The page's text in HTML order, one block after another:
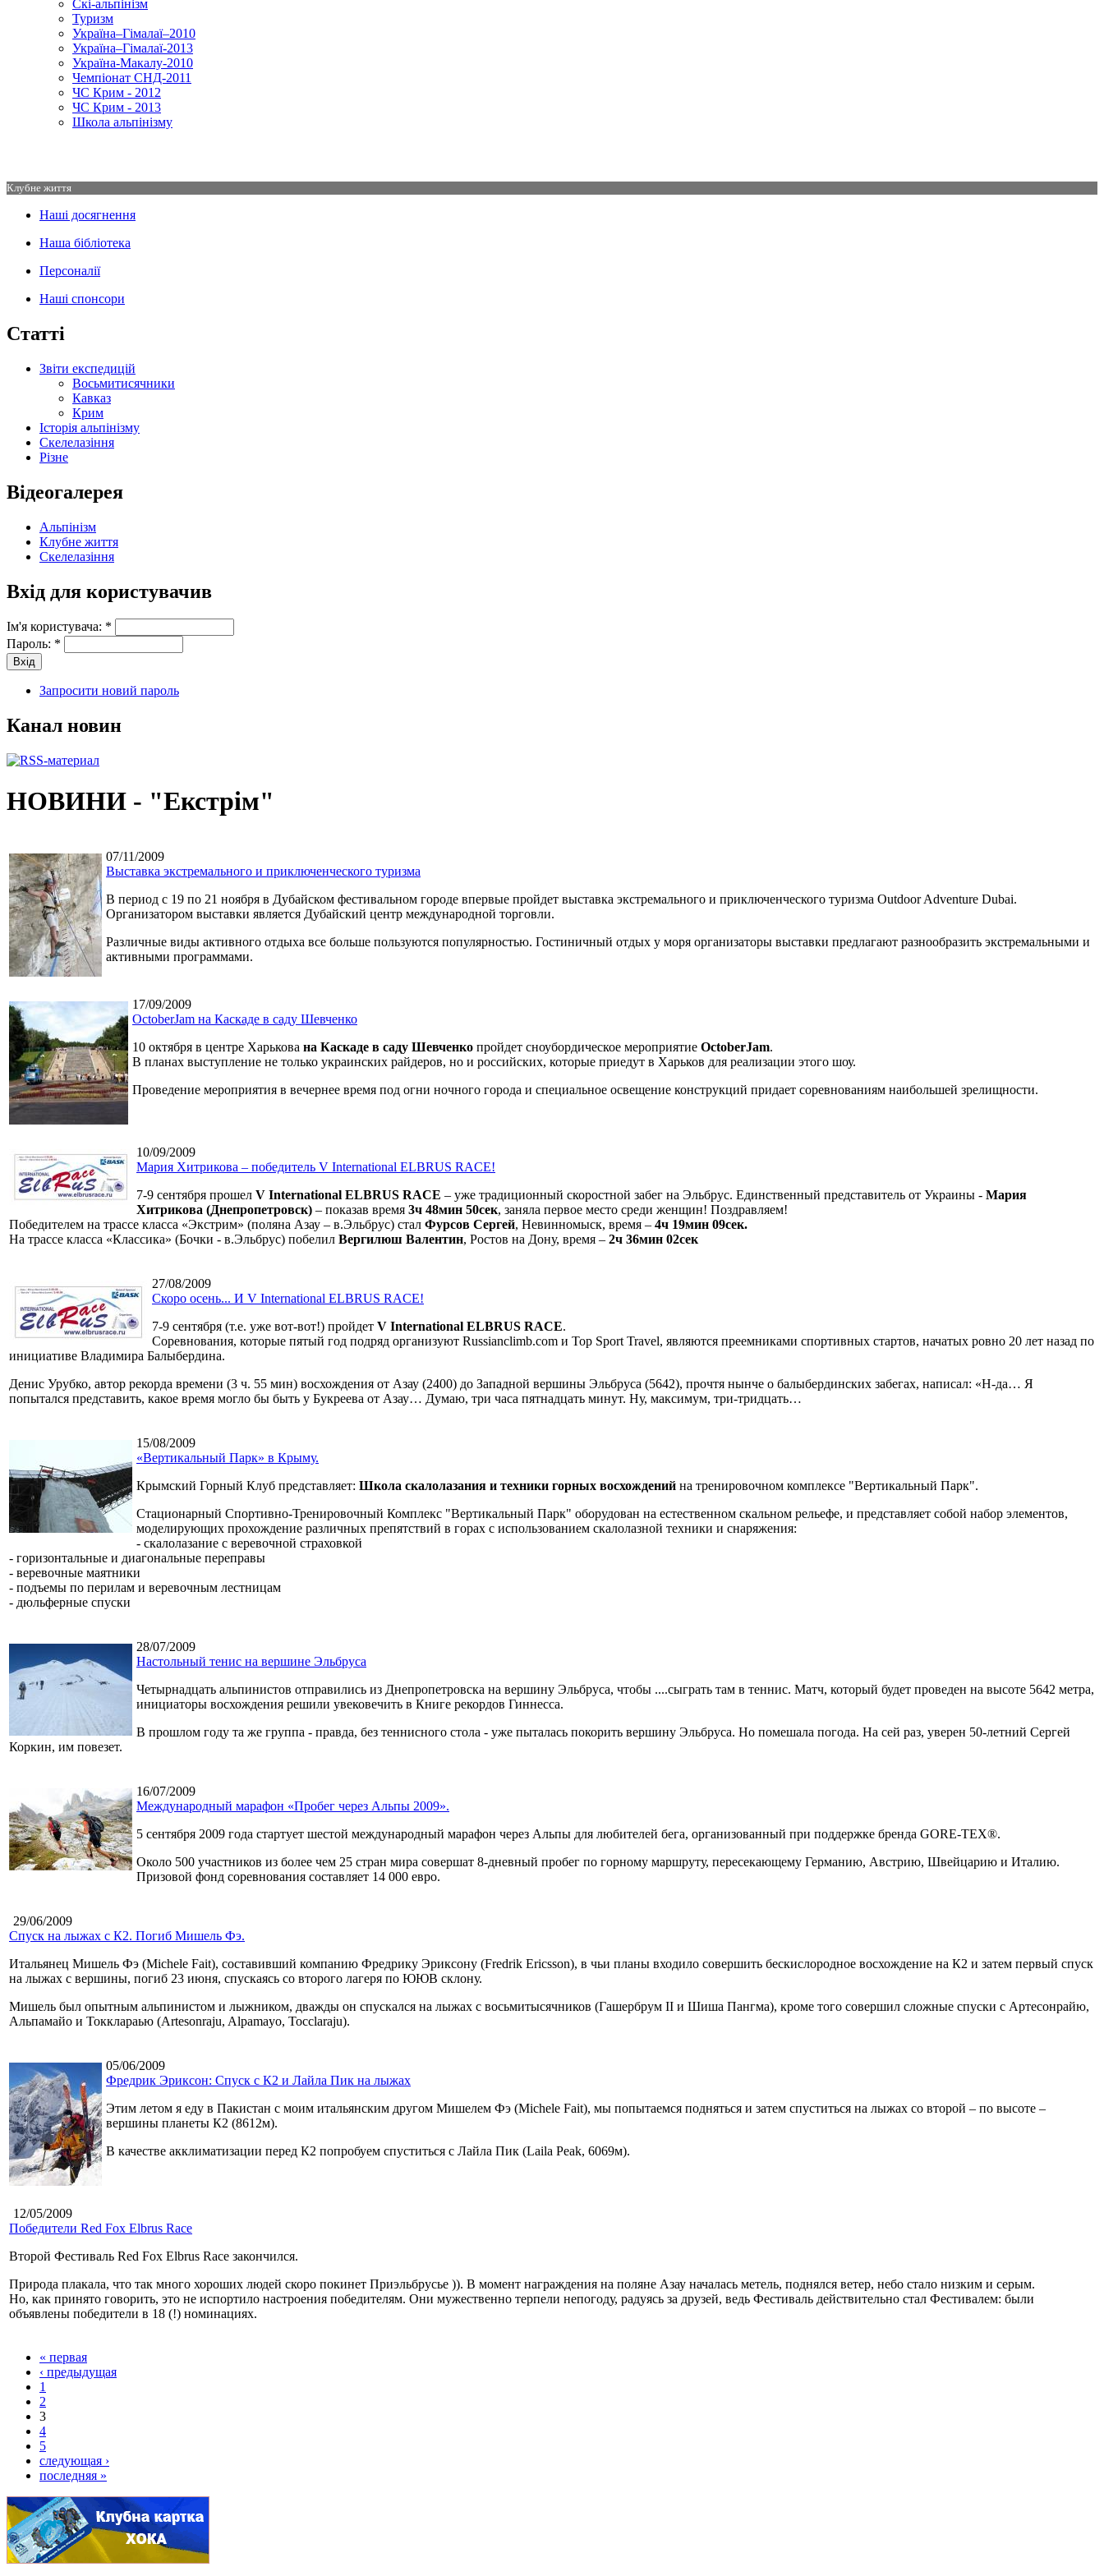
Скі-альпінізм
Туризм
Україна–Гімалаї–2010
Україна–Гімалаї-2013
Україна-Макалу-2010
Чемпіонат СНД-2011
ЧС Крим - 2012
ЧС Крим - 2013
Школа альпінізму
Клубне життя
Наші досягнення
Наша бібліотека
Персоналії
Наші спонсори
Статті
Звіти експедицій
Восьмитисячники
Кавказ
Крим
Історія альпінізму
Скелелазіння
Різне
Відеогалерея
Альпінізм
Клубне життя
Скелелазіння
Вхід для користувачив
Ім'я користувача: *
Пароль: *
Запросити новий пароль
Канал новин
НОВИНИ - "Екстрім"
07/11/2009
Выставка экстремального и приключенческого туризма
В период с 19 по 21 ноября в Дубайском фестивальном городе впервые пройдет выставка экстремального и приключенческого туризма Outdoor Adventure Dubai.
Организатором выставки является Дубайский центр международной торговли.
Различные виды активного отдыха все больше пользуются популярностью. Гостиничный отдых у моря организаторы выставки предлагают разнообразить экстремальными и
активными программами.
17/09/2009
OctoberJam на Каскаде в саду Шевченко
10 октября в центре Харькова на Каскаде в саду Шевченко пройдет сноубордическое мероприятие OctoberJam.
В планах выступление не только украинских райдеров, но и российских, которые приедут в Харьков для реализации этого шоу.
Проведение мероприятия в вечернее время под огни ночного города и специальное освещение конструкций придает соревнованиям наибольшей зрелищности.
10/09/2009
Мария Хитрикова – победитель V International ELBRUS RACE!
7-9 сентября прошел V International ELBRUS RACE – уже традиционный скоростной забег на Эльбрус. Единственный представитель от Украины - Мария
Хитрикова (Днепропетровск) – показав время 3ч 48мин 50сек, заняла первое место среди женщин! Поздравляем!
Победителем на трассе класса «Экстрим» (поляна Азау – в.Эльбрус) стал Фурсов Сергей, Невинномыск, время – 4ч 19мин 09сек.
На трассе класса «Классика» (Бочки - в.Эльбрус) побелил Вергилюш Валентин, Ростов на Дону, время – 2ч 36мин 02сек
27/08/2009
Скоро осень... И V International ELBRUS RACE!
7-9 сентября (т.е. уже вот-вот!) пройдет V International ELBRUS RACE.
Соревнования, которые пятый год подряд организуют Russianclimb.com и Top Sport Travel, являются преемниками спортивных стартов, начатых ровно 20 лет назад по
инициативе Владимира Балыбердина.
Денис Урубко, автор рекорда времени (3 ч. 55 мин) восхождения от Азау (2400) до Западной вершины Эльбруса (5642), прочтя нынче о балыбердинских забегах, написал: «Н-да… Я
попытался представить, какое время могло бы быть у Букреева от Азау… Думаю, три часа пятнадцать минут. Ну, максимум, три-тридцать…
15/08/2009
«Вертикальный Парк» в Крыму.
Крымский Горный Клуб представляет: Школа скалолазания и техники горных восхождений на тренировочном комплексе "Вертикальный Парк".
Стационарный Спортивно-Тренировочный Комплекс "Вертикальный Парк" оборудован на естественном скальном рельефе, и представляет собой набор элементов,
моделирующих прохождение различных препятствий в горах с использованием скалолазной техники и снаряжения:
- скалолазание с веревочной страховкой
- горизонтальные и диагональные переправы
- веревочные маятники
- подъемы по перилам и веревочным лестницам
- дюльферные спуски
28/07/2009
Настольный тенис на вершине Эльбруса
Четырнадцать альпинистов отправились из Днепропетровска на вершину Эльбруса, чтобы ....сыграть там в теннис. Матч, который будет проведен на высоте 5642 метра,
инициаторы восхождения решили увековечить в Книге рекордов Гиннесса.
В прошлом году та же группа - правда, без теннисного стола - уже пыталась покорить вершину Эльбруса. Но помешала погода. На сей раз, уверен 50-летний Сергей
Коркин, им повезет.
16/07/2009
Международный марафон «Пробег через Альпы 2009».
5 сентября 2009 года стартует шестой международный марафон через Альпы для любителей бега, организованный при поддержке бренда GORE-TEX®.
Около 500 участников из более чем 25 стран мира совершат 8-дневный пробег по горному маршруту, пересекающему Германию, Австрию, Швейцарию и Италию.
Призовой фонд соревнования составляет 14 000 евро.
29/06/2009
Спуск на лыжах с К2. Погиб Мишель Фэ.
Итальянец Мишель Фэ (Michele Fait), составивший компанию Фредрику Эриксону (Fredrik Ericsson), в чьи планы входило совершить бескислородное восхождение на К2 и затем первый спуск
на лыжах с вершины, погиб 23 июня, спускаясь со второго лагеря по ЮЮВ склону.
Мишель был опытным альпинистом и лыжником, дважды он спускался на лыжах с восьмитысячников (Гашербрум II и Шиша Пангма), кроме того совершил сложные спуски с Артесонрайю,
Альпамайо и Токклараью (Artesonraju, Alpamayo, Tocclaraju).
05/06/2009
Фредрик Эриксон: Спуск с К2 и Лайла Пик на лыжах
Этим летом я еду в Пакистан с моим итальянским другом Мишелем Фэ (Michele Fait), мы попытаемся подняться и затем спуститься на лыжах со второй – по высоте –
вершины планеты К2 (8612м).
В качестве акклиматизации перед К2 попробуем спуститься с Лайла Пик (Laila Peak, 6069м).
12/05/2009
Победители Red Fox Elbrus Race
Второй Фестиваль Red Fox Elbrus Race закончился.
Природа плакала, что так много хороших людей скоро покинет Приэльбрусье )). В момент награждения на поляне Азау началась метель, поднялся ветер, небо стало низким и серым.
Но, как принято говорить, это не испортило настроения победителям. Они мужественно терпели непогоду, радуясь за друзей, ведь Фестиваль действительно стал Фестивалем: были
объявлены победители в 18 (!) номинациях.
« первая
‹ предыдущая
1
2
3
4
5
следующая ›
последняя »